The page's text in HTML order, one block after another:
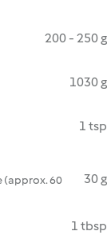
200 - 250 g
1030 g
1 tsp
(approx. 60
30 g
1 tbsp